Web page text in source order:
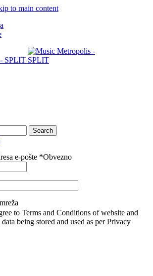
to main content
Search
e-pošte *Obvezno
to Terms and Conditions of website and
being stored and used as per Privacy